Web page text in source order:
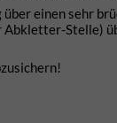
einen sehr
Abkletter-Stelle)